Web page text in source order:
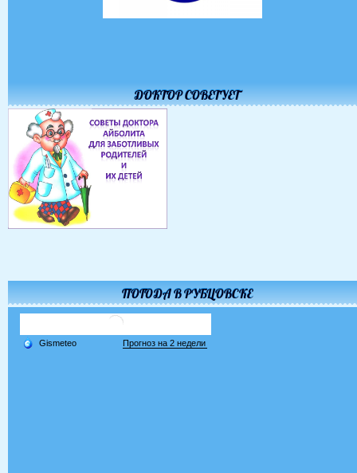
ДОКТОР СОВЕТУЕТ
ПОГОДА В РУБЦОВСКЕ